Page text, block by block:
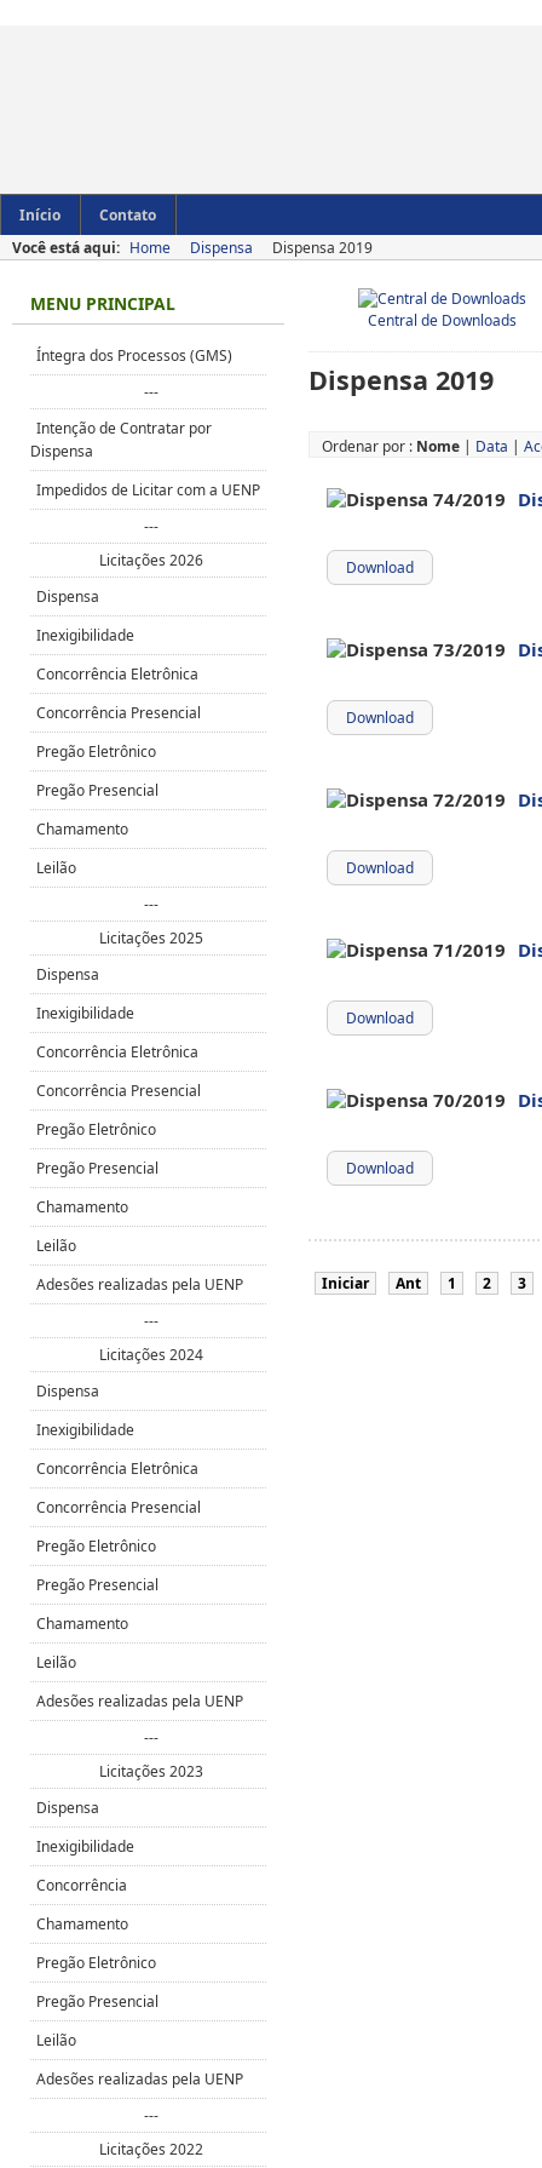
Início
Contato
Você está aqui: Home Dispensa Dispensa 2019
Central de Downloads
Dispensa 2019
Ordenar por : Nome | Data |
Download
Download
Download
Download
Download
Iniciar Ant 1 2 3
MENU PRINCIPAL
Íntegra dos Processos (GMS)
---
Intenção de Contratar por
Dispensa
Impedidos de Licitar com a UENP
---
Licitações 2026
Dispensa
Inexigibilidade
Concorrência Eletrônica
Concorrência Presencial
Pregão Eletrônico
Pregão Presencial
Chamamento
Leilão
---
Licitações 2025
Dispensa
Inexigibilidade
Concorrência Eletrônica
Concorrência Presencial
Pregão Eletrônico
Pregão Presencial
Chamamento
Leilão
Adesões realizadas pela UENP
---
Licitações 2024
Dispensa
Inexigibilidade
Concorrência Eletrônica
Concorrência Presencial
Pregão Eletrônico
Pregão Presencial
Chamamento
Leilão
Adesões realizadas pela UENP
---
Licitações 2023
Dispensa
Inexigibilidade
Concorrência
Chamamento
Pregão Eletrônico
Pregão Presencial
Leilão
Adesões realizadas pela UENP
---
Licitações 2022